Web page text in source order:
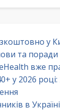
у
та поради
eHealth вже
у 2026 році:
в